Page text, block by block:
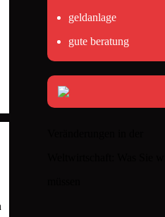
geldanlage
gute beratung